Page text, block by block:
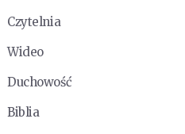
Czytelnia
Wideo
Duchowość
Biblia